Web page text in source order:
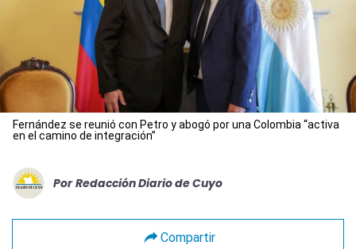
Fernández se reunió con Petro y abogó por una Colombia “activa
en el camino de integración”
Por Redacción Diario de Cuyo
Compartir